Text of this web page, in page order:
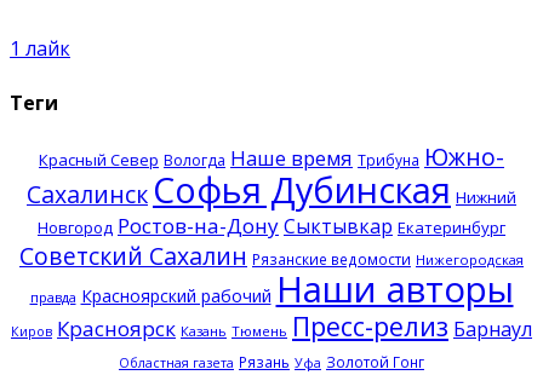
1 лайк
Теги
Красный Север Вологда Наше время Трибуна Южно-
Сахалинск Софья Дубинская Нижний
Новгород Ростов-на-ДонуСыктывкар Екатеринбург
Советский Сахалин Рязанские ведомости Нижегородская
правда Красноярский рабочий Наши авторы
Киров Красноярск Казань Тюмень Пресс-релиз Барнаул
Областная газета Рязань Уфа Золотой Гонг